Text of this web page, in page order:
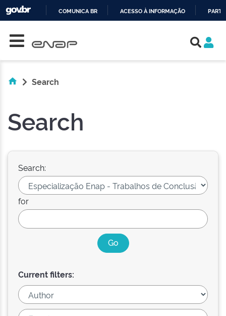
COMUNICA BR ACESSO À INFORMAÇÃO
Search
Search
Search:
for
Current filters: